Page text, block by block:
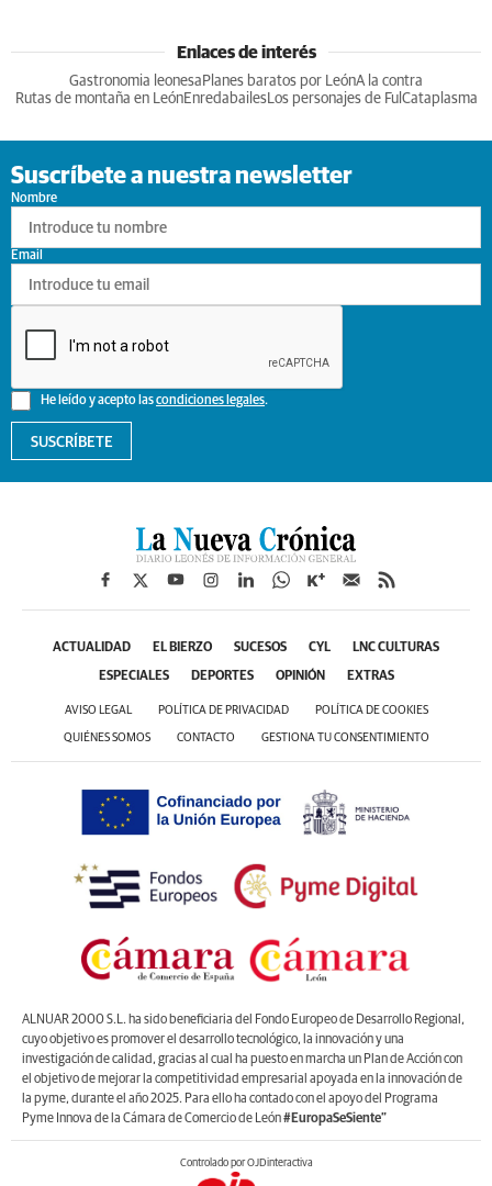
Enlaces de interés
Gastronomia leonesa Planes baratos por LeónA la contra
Rutas de montaña en LeónEnredabailesLos personajes de Ful Cataplasma
Suscríbete a nuestra newsletter
Nombre
He leído y acepto lascondiciones legales.
Email
SUSCRÍBETE
ACTUALIDAD EL BIERZO SUCESOS CYL LNC CULTURAS
ESPECIALES DEPORTES OPINIÓN EXTRAS
AVISO LEGAL POLÍTICA DE PRIVACIDAD POLÍTICA DE COOKIES
QUIÉNES SOMOS CONTACTO GESTIONA TU CONSENTIMIENTO
ALNUAR 2000 S.L. ha sido beneficiaria del Fondo Europeo de Desarrollo Regional,
cuyo objetivo es promover el desarrollo tecnológico, la innovación y una
investigación de calidad, gracias al cual ha puesto en marcha un Plan de Acción con
el objetivo de mejorar la competitividad empresarial apoyada en la innovación de
la pyme, durante el año 2025. Para ello ha contado con el apoyo del Programa
Pyme Innova de la Cámara de Comercio de León#EuropaSeSiente”
Controlado por OJDinteractiva